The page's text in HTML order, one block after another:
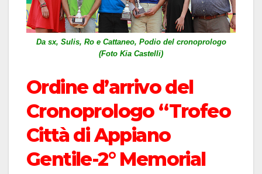
Da sx, Sulis, Ro e Cattaneo, Podio del cronoprologo
(Foto Kia Castelli)
Ordine d’arrivo del
Cronoprologo “Trofeo
Città di Appiano
Gentile-2° Memorial